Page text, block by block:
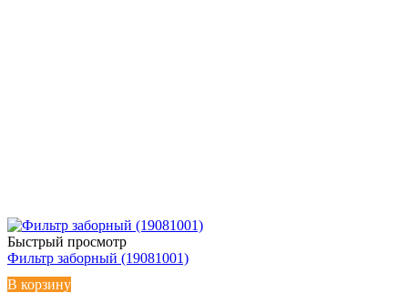
Быстрый просмотр
Фильтр заборный (19081001)
В корзину